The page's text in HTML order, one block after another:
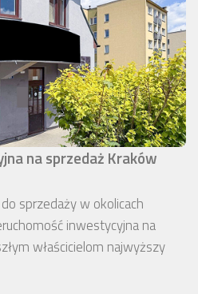
na sprzedaż Kraków
sprzedaży w okolicach
inwestycyjna na
właścicielom najwyższy